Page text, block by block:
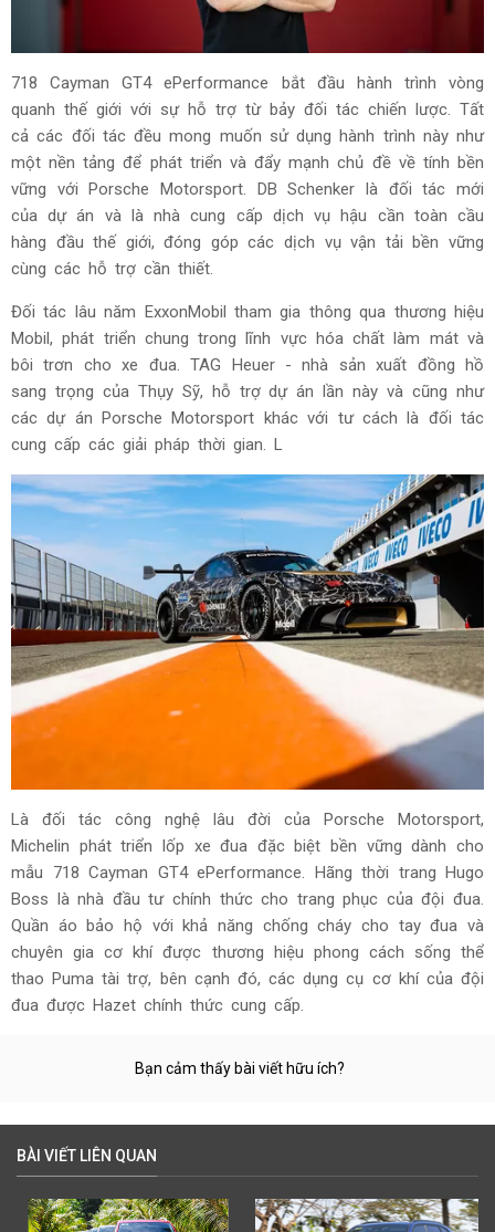
718 Cayman GT4 ePerformance bắt đầu hành trình vòng
quanh thế giới với sự hỗ trợ từ bảy đối tác chiến lược. Tất
cả các đối tác đều mong muốn sử dụng hành trình này như
một nền tảng để phát triển và đẩy mạnh chủ đề về tính bền
vững với Porsche Motorsport. DB Schenker là đối tác mới
của dự án và là nhà cung cấp dịch vụ hậu cần toàn cầu
hàng đầu thế giới, đóng góp các dịch vụ vận tải bền vững
cùng các hỗ trợ cần thiết.
Đối tác lâu năm ExxonMobil tham gia thông qua thương hiệu
Mobil, phát triển chung trong lĩnh vực hóa chất làm mát và
bôi trơn cho xe đua. TAG Heuer - nhà sản xuất đồng hồ
sang trọng của Thụy Sỹ, hỗ trợ dự án lần này và cũng như
các dự án Porsche Motorsport khác với tư cách là đối tác
cung cấp các giải pháp thời gian. L
Là đối tác công nghệ lâu đời của Porsche Motorsport,
Michelin phát triển lốp xe đua đặc biệt bền vững dành cho
mẫu 718 Cayman GT4 ePerformance. Hãng thời trang Hugo
Boss là nhà đầu tư chính thức cho trang phục của đội đua.
Quần áo bảo hộ với khả năng chống cháy cho tay đua và
chuyên gia cơ khí được thương hiệu phong cách sống thể
thao Puma tài trợ, bên cạnh đó, các dụng cụ cơ khí của đội
đua được Hazet chính thức cung cấp.
Bạn cảm thấy bài viết hữu ích?
BÀI VIẾT LIÊN QUAN